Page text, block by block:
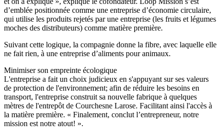
d’emblée positionnée comme une entreprise d’économie circulaire,
qui utilise les produits rejetés par une entreprise (les fruits et légumes
moches des distributeurs) comme matière première.
Suivant cette logique, la compagnie donne la fibre, avec laquelle elle
ne fait rien, à une entreprise d’aliments pour animaux.
Minimiser son empreinte écologique
L'entreprise a fait un choix judicieux en s'appuyant sur ses valeurs
de protection de l'environnement; afin de réduire les besoins en
transport, l'entreprise construit sa nouvelle fabrique à quelques
mètres de l'entrepôt de Courchesne Larose. Facilitant ainsi l'accès à
la matière première. « Finalement, conclut l’entrepreneur, notre
mission est notre atout! ».